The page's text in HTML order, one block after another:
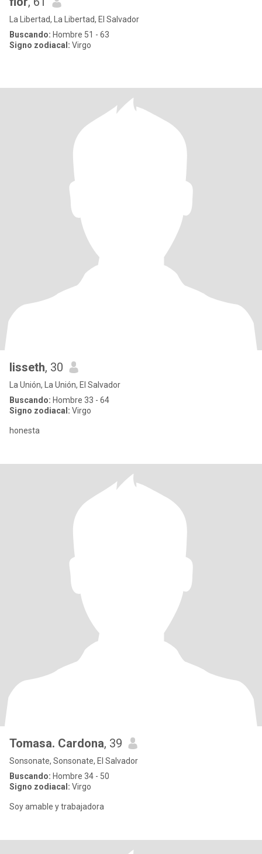
La Libertad, La Libertad, El Salvador
Buscando: Hombre 51 - 63
Signo zodiacal: Virgo
lisseth, 30
La Unión, La Unión, El Salvador
Buscando: Hombre 33 - 64
Signo zodiacal: Virgo
honesta
Tomasa. Cardona, 39
Sonsonate, Sonsonate, El Salvador
Buscando: Hombre 34 - 50
Signo zodiacal: Virgo
Soy amable y trabajadora